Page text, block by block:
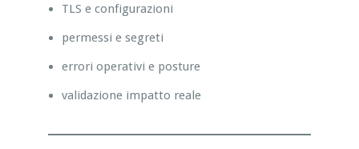
TLS e configurazioni
permessi e segreti
errori operativi e posture
validazione impatto reale